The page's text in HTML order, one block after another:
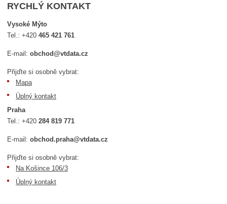
RYCHLÝ KONTAKT
Vysoké Mýto
Tel.:+420465 421 761
E-mail:obchod@vtdata.cz
Přijďte si osobně vybrat:
Mapa
Úplný kontakt
Praha
Tel.:+420284 819 771
E-mail:obchod.praha@vtdata.cz
Přijďte si osobně vybrat:
Na Košince 106/3
Úplný kontakt